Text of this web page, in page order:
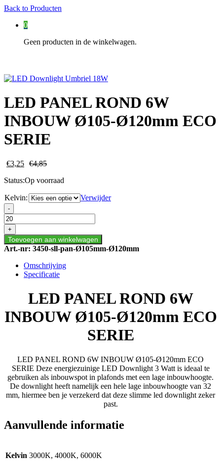
Back to Producten
0
Geen producten in de winkelwagen.
LED PANEL ROND 6W
INBOUW Ø105-Ø120mm ECO
SERIE
€3,25 €4,85
Status:Op voorraad
Kelvin:
Verwijder
LED
PANEL
ROND
6W
INBOUW
Ø105-
ECO
SERIE
-
+
Toevoegen aan winkelwagen
Art.-nr: 3450-sll-pan-Ø105mm-Ø120mm
Omschrijving
Specificatie
LED PANEL ROND 6W
INBOUW Ø105-Ø120mm ECO
SERIE
LED PANEL ROND 6W INBOUW Ø105-Ø120mm ECO
SERIE Deze energiezuinige LED Downlight 3 Watt is ideaal te
gebruiken als inbouwspot in plafonds met een lage inbouwhoogte.
De downlight heeft namelijk een hele lage inbouwhoogte van 32
mm, hiermee ben je verzekerd dat deze slimme led downlight zeker
past.
Aanvullende informatie
Kelvin 3000K, 4000K, 6000K